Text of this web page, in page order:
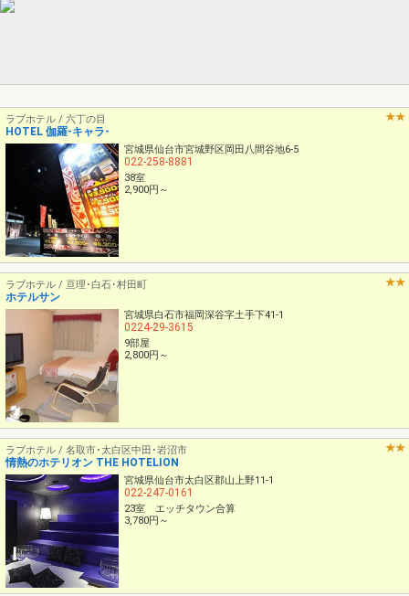
ラブホテル / 六丁の目
HOTEL 伽羅-キャラ-
宮城県仙台市宮城野区岡田八間谷地6-5
022-258-8881
38室
2,900円～
ラブホテル / 亘理･白石･村田町
ホテルサン
宮城県白石市福岡深谷字土手下41-1
0224-29-3615
9部屋
2,800円～
ラブホテル / 名取市･太白区中田･岩沼市
情熱のホテリオン THE HOTELION
宮城県仙台市太白区郡山上野11-1
022-247-0161
23室 エッチタウン合算
3,780円～